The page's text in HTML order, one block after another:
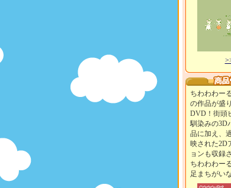
ちわわわー
の作品が盛
DVD！街頭
馴染みの3D
品に加え、
映された2D
ョンも収録
ちわわわー
足まちがい